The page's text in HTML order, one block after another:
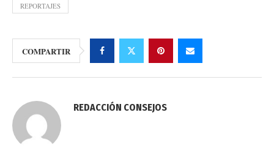
REPORTAJES
COMPARTIR
REDACCIÓN CONSEJOS